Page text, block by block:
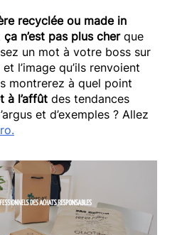
recyclée ou madein
ça n’est pas plus cherque
un mot à votre boss sur
et l’image qu’ils renvoient
montrerez à quel point
à l’affût des tendances
et d’exemples ? Allez
.